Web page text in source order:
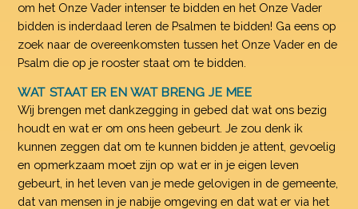
om het Onze Vader intenser te bidden en het Onze Vader
bidden is inderdaad leren de Psalmen te bidden! Ga eens op
zoek naar de overeenkomsten tussen het Onze Vader en de
Psalm die op je rooster staat om te bidden.
WAT STAAT ER EN WAT BRENG JE MEE
Wij brengen met dankzegging in gebed dat wat ons bezig
houdt en wat er om ons heen gebeurt. Je zou denk ik
kunnen zeggen dat om te kunnen bidden je attent, gevoelig
en opmerkzaam moet zijn op wat er in je eigen leven
gebeurt, in het leven van je mede gelovigen in de gemeente,
dat van mensen in je nabije omgeving en dat wat er via het